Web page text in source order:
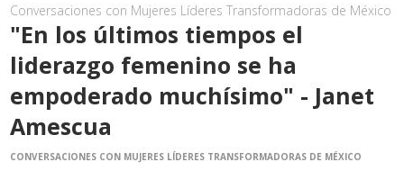
Conversaciones con Mujeres Líderes Transformadoras de México
"En los últimos tiempos el
liderazgo femenino se ha
empoderado muchísimo" - Janet
Amescua
CONVERSACIONES CON MUJERES LÍDERES TRANSFORMADORAS DE MÉXICO